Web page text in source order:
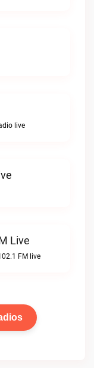
live
Live
FM live